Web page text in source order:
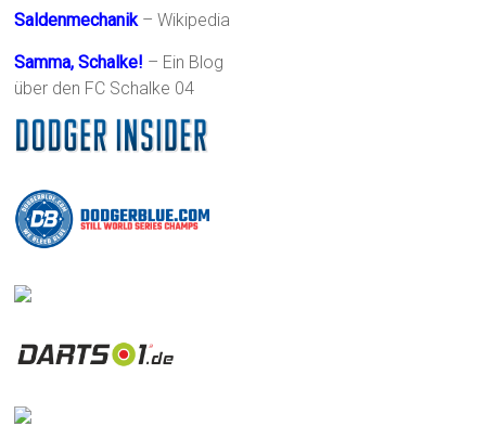
Saldenmechanik– Wikipedia
Samma, Schalke! – Ein Blog
über den FC Schalke 04